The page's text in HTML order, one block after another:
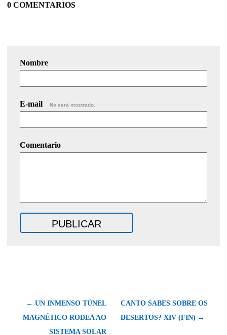
0 COMENTARIOS
Nombre
E-mail No será mostrado.
Comentario
← UN INMENSO TÚNEL
MAGNÉTICO RODEA AO
SISTEMA SOLAR
CANTO SABES SOBRE OS
DESERTOS? XIV (FIN) →